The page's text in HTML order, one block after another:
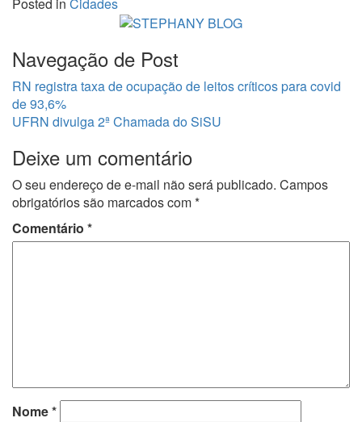
Share
Navegação de Post
RN registra taxa de ocupação de leitos críticos para covid
de 93,6%
UFRN divulga 2ª Chamada do SiSU
Deixe um comentário
O seu endereço de e-mail não será publicado. Campos
obrigatórios são marcados com*
Comentário *
Nome*